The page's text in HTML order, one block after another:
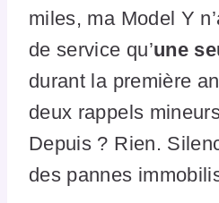
miles, ma Model Y
de service qu’une
durant la première
deux rappels
Depuis ? Rien.
des pannes